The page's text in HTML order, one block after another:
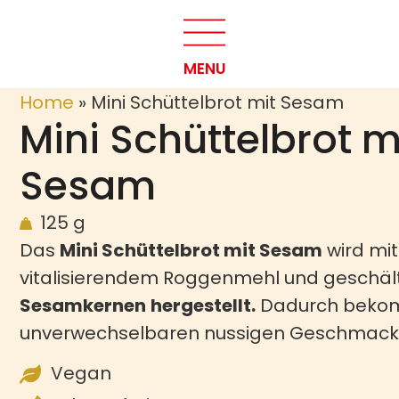
MENU
Home » Mini Schüttelbrot mit Sesam
Mini Schüttelbrot
Sesam
125 g
Das Mini Schüttelbrot mit Sesam wird mit
vitalisierendem Roggenmehl und
Sesamkernen hergestellt. Dadurch
unverwechselbaren nussigen
Vegan